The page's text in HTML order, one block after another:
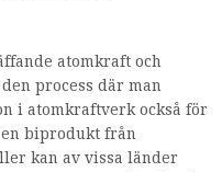
atomkraft och
process där man
i atomkraftverk också för
biprodukt från
kan av vissa länder